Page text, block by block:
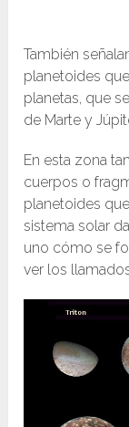
También
planetoides
planetas, que
de Marte y
En esta zona
cuerpos o
planetoides
sistema solar
uno cómo se
ver los